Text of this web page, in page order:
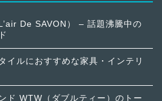
De SAVON） – 話題沸騰中の
イルにおすすめな家具・インテリ
ド WTW（ダブルティー）のトー